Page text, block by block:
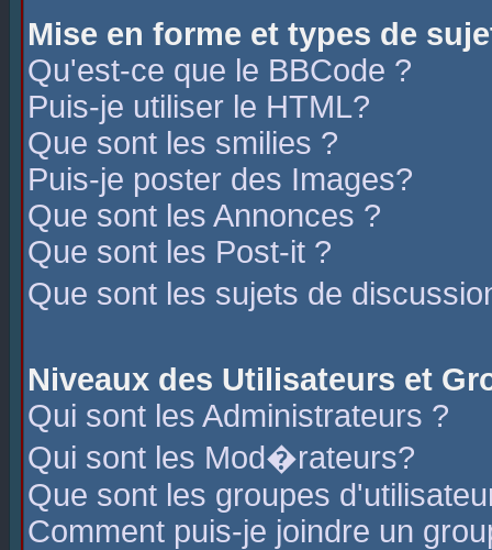
Mise en forme et types de
Qu'est-ce que le BBCode ?
Puis-je utiliser le HTML?
Que sont les smilies ?
Puis-je poster des Images?
Que sont les Annonces ?
Que sont les Post-it ?
Que sont les sujets de
Niveaux des Utilisateurs et
Qui sont les Administrateurs ?
Qui sont les Mod�rateurs?
Que sont les groupes
Comment puis-je joindre un